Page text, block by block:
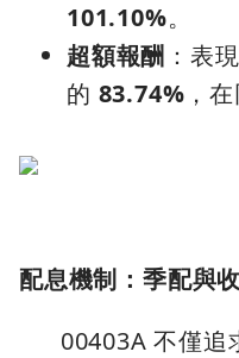
101.10%。
超額報酬 ：表
的 83.74% ，
配息機制：季配與
00403A 不僅追